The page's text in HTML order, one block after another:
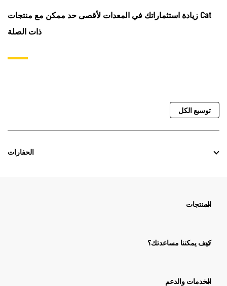
زيادة استثماراتك في المعدات لأقصى حد ممكن مع منتجات Cat
ذات الصلة
توسيع الكل
الحفارات
المنتجات
كيف يمكننا مساعدتك؟
الخدمات والدعم